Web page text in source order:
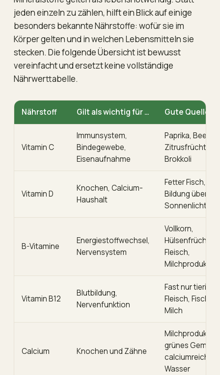
jeden einzeln zu zählen, hilft ein Blick auf einige
besonders bekannte Nährstoffe: wofür sie im
Körper gelten und in welchen Lebensmitteln sie
stecken. Die folgende Übersicht ist bewusst
vereinfacht und ersetzt keine vollständige
Nährwerttabelle.
Nährstoff Gilt als wichtig für … Gute Quellen
Vitamin C
Immunsystem,
Bindegewebe,
Eisenaufnahme
Paprika, Beeren,
Zitrusfrüchte,
Brokkoli
Vitamin D
Knochen, Calcium-
Haushalt
Fetter Fisch,
Bildung über
Sonnenlicht
B-Vitamine
Energiestoffwechsel,
Nervensystem
Vollkorn,
Hülsenfrüchte,
Fleisch,
Milchprodukte
Vitamin B12
Blutbildung,
Nervenfunktion
Fast nur
Fleisch, Fisch,
Milch
Calcium Knochen und Zähne
Milchprodukte,
grünes
calciumreiches
Wasser